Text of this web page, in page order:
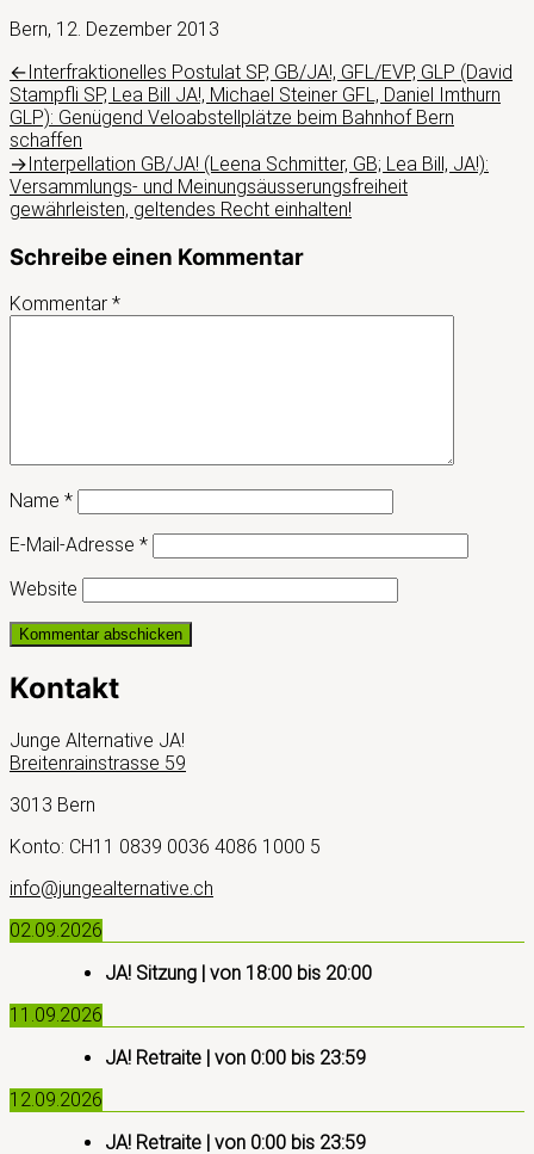
Bern, 12. Dezember 2013
Beitragsnavigation
←Vorheriger
Beitrag:
Interfraktionelles Postulat SP, GB/JA!, GFL/EVP, GLP (David
Stampfli SP, Lea Bill JA!, Michael Steiner GFL, Daniel Imthurn
GLP): Genügend Veloabstellplätze beim Bahnhof Bern
schaffen
→Nächster
Beitrag:
Interpellation GB/JA! (Leena Schmitter, GB; Lea Bill, JA!):
Versammlungs- und Meinungsäusserungsfreiheit
gewährleisten, geltendes Recht einhalten!
Schreibe einen Kommentar
Kommentar *
Name *
E-Mail-Adresse *
Website
Kontakt
Junge Alternative JA!
Breitenrainstrasse 59
3013 Bern
Konto: CH11 0839 0036 4086 1000 5
info@jungealternative.ch
02.09.2026
JA! Sitzung | von 18:00 bis 20:00
11.09.2026
JA! Retraite | von 0:00 bis 23:59
12.09.2026
JA! Retraite | von 0:00 bis 23:59